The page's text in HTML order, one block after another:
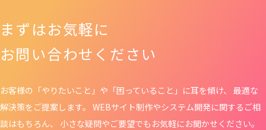
まずはお気軽に
お問い合わせください
お客様の「やりたいこと」や「困っていること」に耳を傾け、 最適な
解決策をご提案します。 WEBサイト制作やシステム開発に関するご相
談はもちろん、 小さな疑問やご要望でもお気軽にお聞かせください。